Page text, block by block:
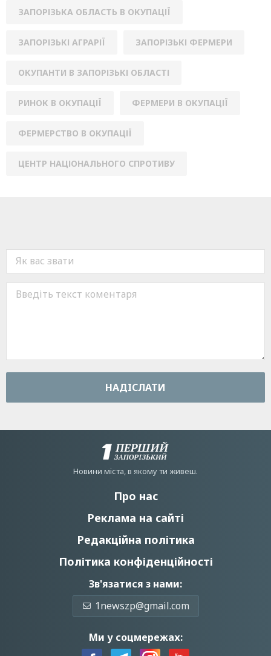
ЗАПОРІЗЬКА ОБЛАСТЬ В ОКУПАЦІЇ
ЗАПОРІЗЬКІ АГРАРІЇ ЗАПОРІЗЬКІ ФЕРМЕРИ
ОКУПАНТИ В ЗАПОРІЗЬКІ ОБЛАСТІ
РИНОК В ОКУПАЦІЇ ФЕРМЕРИ В ОКУПАЦІЇ
ФЕРМЕРСТВО В ОКУПАЦІЇ
ЦЕНТР НАЦІОНАЛЬНОГО СПРОТИВУ
НАДIСЛАТИ
Новини мiста, в якому ти живеш.
Про нас
Реклама на сайті
Редакційна політика
Політика конфіденційності
Зв'язатися з нами:
1newszp@gmail.com
Ми у соцмережах: